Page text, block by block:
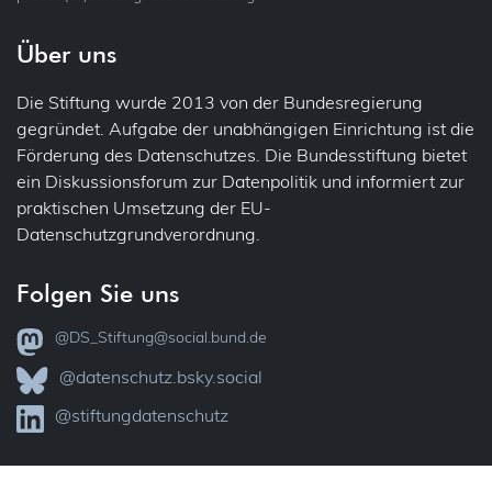
Über uns
Die Stiftung wurde 2013 von der Bundesregierung
gegründet. Aufgabe der unabhängigen Einrichtung ist die
Förderung des Datenschutzes. Die Bundesstiftung bietet
ein Diskussionsforum zur Datenpolitik und informiert zur
praktischen Umsetzung der EU-
Datenschutzgrundverordnung.
Folgen Sie uns
@DS_Stiftung@social.bund.de
@datenschutz.bsky.social
@stiftungdatenschutz